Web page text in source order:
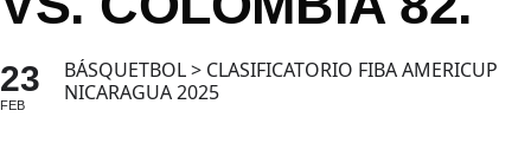
23
FEB
BÁSQUETBOL > CLASIFICATORIO FIBA AMERICUP
NICARAGUA 2025